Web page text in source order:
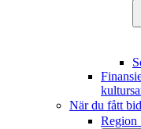
När du fått
Region